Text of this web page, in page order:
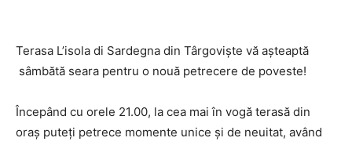
Terasa L’isola di Sardegna din Târgoviște vă așteaptă
sâmbătă seara pentru o nouă petrecere de poveste!
Începând cu orele 21.00, la cea mai în vogă terasă din
oraș puteți petrece momente unice și de neuitat, având